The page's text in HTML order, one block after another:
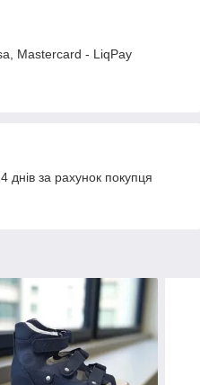
Mastercard - LiqPay
за рахунок покупця